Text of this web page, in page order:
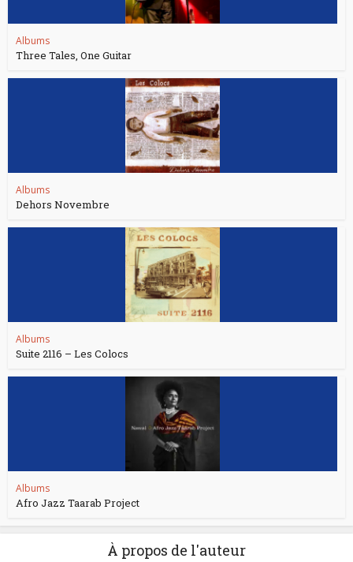
Albums
Three Tales, One Guitar
Albums
Dehors Novembre
Albums
Suite 2116 – Les Colocs
Albums
Afro Jazz Taarab Project
À propos de l'auteur